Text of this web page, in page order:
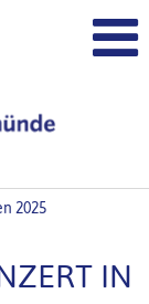
2025
IN